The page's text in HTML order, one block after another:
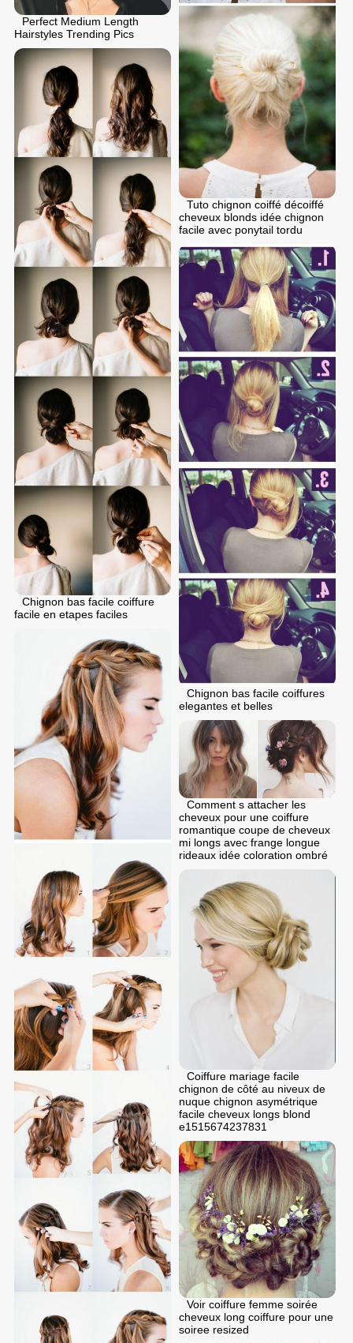
Tuto chignon coiffé décoiffé
cheveux blonds idée chignon
facile avec ponytail tordu
Perfect Medium Length
Hairstyles Trending Pics
Chignon bas facile coiffure
facile en etapes faciles
Chignon bas facile coiffures
elegantes et belles
Comment s attacher les
cheveux pour une coiffure
romantique coupe de cheveux
mi longs avec frange longue
rideaux idée coloration ombré
Coiffure mariage facile
chignon de côté au niveux de
nuque chignon asymétrique
facile cheveux longs blond
e1515674237831
Voir coiffure femme soirée
cheveux long coiffure pour une
soiree resized